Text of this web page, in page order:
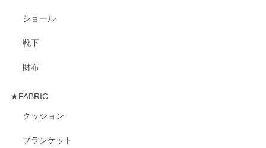
ショール
靴下
財布
★FABRIC
クッション
ブランケット